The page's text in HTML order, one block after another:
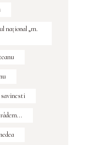
naţional „m.
savinesti